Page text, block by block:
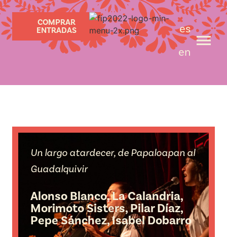
COMPRAR
ENTRADAS
es
en
Un largo atardecer, de Papaloapan al
Guadalquivir
Alonso Blanco, La Calandria,
Morimoto Sisters, Pilar Díaz,
Pepe Sánchez, Isabel Dobarro